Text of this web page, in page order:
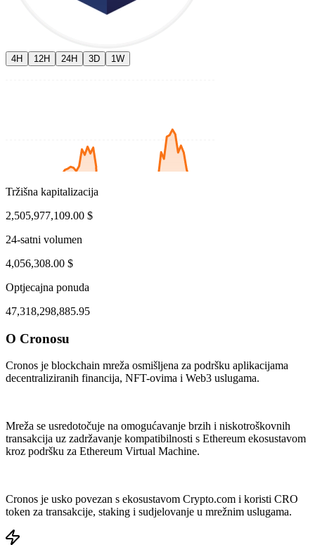
4H 12H 24H 3D 1W
31, 04:49 PM
Tržišna kapitalizacija
2,505,977,109.00 $
24-satni volumen
4,056,308.00 $
Optjecajna ponuda
47,318,298,885.95
O Cronosu
Cronos je blockchain mreža osmišljena za podršku aplikacijama
decentraliziranih financija, NFT-ovima i Web3 uslugama.
Mreža se usredotočuje na omogućavanje brzih i niskotroškovnih
transakcija uz zadržavanje kompatibilnosti s Ethereum ekosustavom
kroz podršku za Ethereum Virtual Machine.
Cronos je usko povezan s ekosustavom Crypto.com i koristi CRO
token za transakcije, staking i sudjelovanje u mrežnim uslugama.